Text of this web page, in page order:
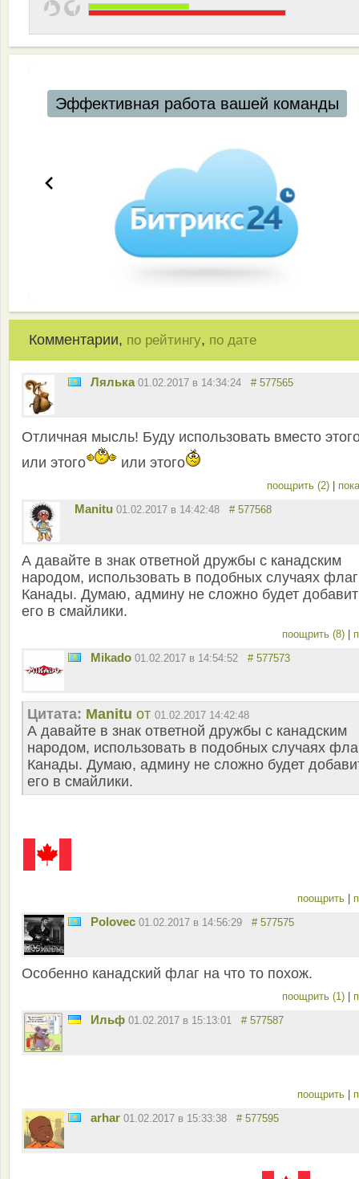
Комментарии, по рейтингу, по дате
Лялька 01.02.2017 в 14:34:24 # 577565
Отличная мысль! Буду использовать вместо
или этого
или этого
поощрить (2)
Manitu 01.02.2017 в 14:42:48 # 577568
А давайте в знак ответной дружбы с канадским
народом, использовать в подобных случаях флаг
Канады. Думаю, админу не сложно будет
его в смайлики.
поощрить (8)
Mikado 01.02.2017 в 14:54:52 # 577573
Цитата: Manitu от 01.02.2017 14:42:48
А давайте в знак ответной дружбы с канадским
народом, использовать в подобных случаях
Канады. Думаю, админу не сложно будет
его в смайлики.
поощрить
Polovec 01.02.2017 в 14:56:29 # 577575
Особенно канадский флаг на что то похож.
поощрить (1)
Ильф 01.02.2017 в 15:13:01 # 577587
поощрить
arhar 01.02.2017 в 15:33:38 # 577595